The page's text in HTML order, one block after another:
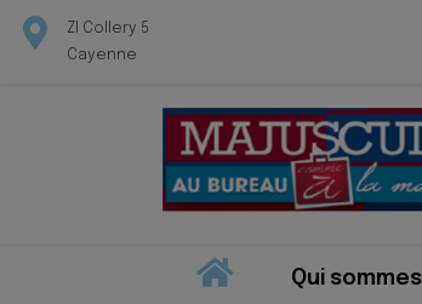
ZI Collery 5
Cayenne
Qui